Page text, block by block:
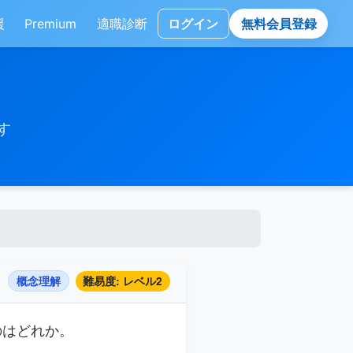
Premium 適職診断 ログイン 無料会員登録
概念理解 難易度: レベル2
どれか。